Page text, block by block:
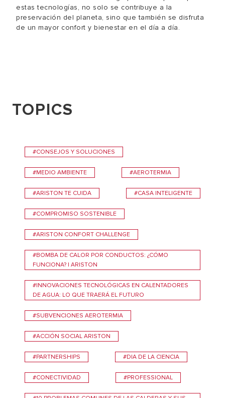
estas tecnologías, no solo se contribuye a la
preservación del planeta, sino que también se disfruta
de un mayor confort y bienestar en el día a día.
TOPICS
#CONSEJOS Y SOLUCIONES
#MEDIO AMBIENTE #AEROTERMIA
#ARISTON TE CUIDA #CASA INTELIGENTE
#COMPROMISO SOSTENIBLE
#ARISTON CONFORT CHALLENGE
#BOMBA DE CALOR POR CONDUCTOS: ¿CÓMO
FUNCIONA? | ARISTON
#INNOVACIONES TECNOLÓGICAS EN CALENTADORES
DE AGUA: LO QUE TRAERÁ EL FUTURO
#SUBVENCIONES AEROTERMIA
#ACCIÓN SOCIAL ARISTON
#PARTNERSHIPS #DIA DE LA CIENCIA
#CONECTIVIDAD #PROFESSIONAL